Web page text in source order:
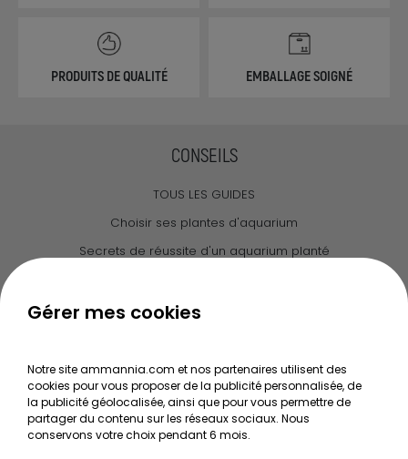
PRODUITS DE QUALITÉ EMBALLAGE SOIGNÉ
CONSEILS
TOUS LES GUIDES
Choisir ses plantes d'aquarium
Secrets de réussite d'un aquarium planté
Le journal d'Ammannia
Recherche de Notices de produits
Mentions légales
Conditions générales de vente
Gérer mes cookies
Notre site ammannia.com et nos partenaires utilisent des
cookies pour vous proposer de la publicité personnalisée, de
la publicité géolocalisée, ainsi que pour vous permettre de
partager du contenu sur les réseaux sociaux. Nous
conservons votre choix pendant 6 mois.